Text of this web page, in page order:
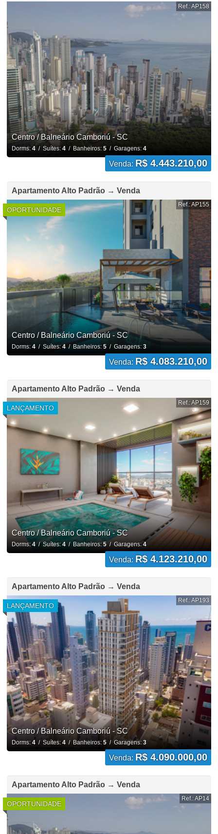
Ref.: AP158
Centro / Balneário Camboriú - SC
Dorms: 4/ Suítes: 4/ Banheiros: 5/ Garagens: 4
Venda: R$ 4.443.210,00
Apartamento Alto Padrão → Venda
OPORTUNIDADE
Ref.: AP155
Centro / Balneário Camboriú - SC
Dorms: 4/ Suítes:4/ Banheiros: 5/ Garagens: 3
Venda: R$ 4.083.210,00
Apartamento Alto Padrão → Venda
LANÇAMENTO
Ref.: AP159
Centro / Balneário Camboriú - SC
Dorms:4/ Suítes: 4/ Banheiros: 5/ Garagens: 4
Venda: R$ 4.123.210,00
Apartamento Alto Padrão → Venda
LANÇAMENTO
Ref.: AP193
Centro / Balneário Camboriú - SC
Dorms: 4/ Suítes: 4/ Banheiros: 5/ Garagens: 3
Venda: R$ 4.090.000,00
Apartamento Alto Padrão → Venda
OPORTUNIDADE
Ref.: AP14